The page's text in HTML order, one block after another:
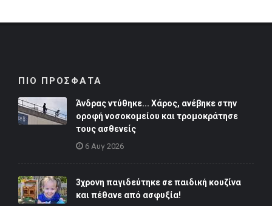
ΠΙΟ ΠΡΟΣΦΑΤΑ
Άνδρας ντύθηκε... Χάρος, ανέβηκε στην
οροφή νοσοκομείου και τρομοκράτησε
τους ασθενείς
6 Αυγ 2026
3χρονη παγιδεύτηκε σε παιδική κουζίνα
και πέθανε από ασφυξία!